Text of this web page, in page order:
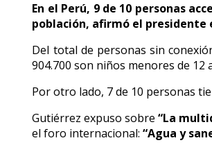
En el Perú, 9 de 10 personas
población, afirmó el presidente
Del total de personas sin
904.700 son niños menores de 12
Por otro lado, 7 de 10 personas
Gutiérrez expuso sobre“La
el foro internacional:“Agua y